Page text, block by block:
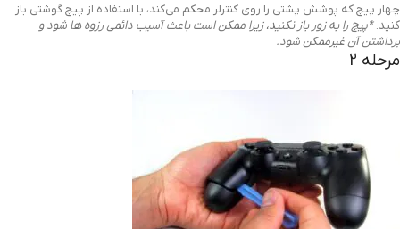
چهار پیچ که پوشش پشتی را روی کنترلر محکم می‌کند، با استفاده از پیچ گوشتی باز
کنید.*پیچ را به زور باز نکنید، زیرا ممکن است باعث آسیب دائمی رزوه ها شود و
برداشتن آن غیرممکن شود.
مرحله 2